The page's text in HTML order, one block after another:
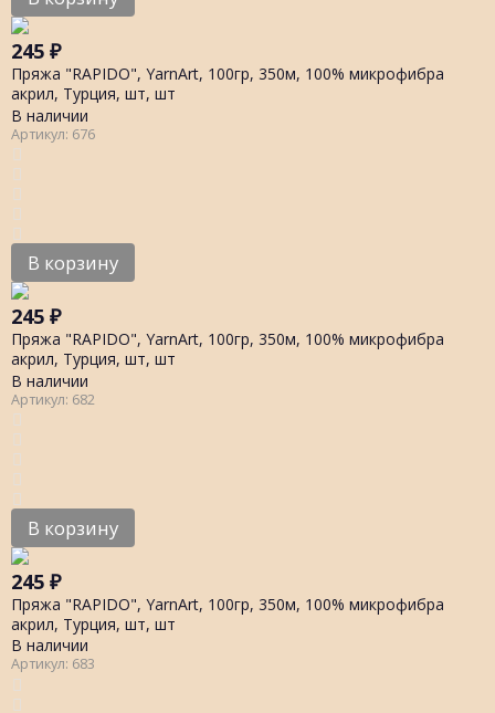
245 ₽
Пряжа "RAPIDO", YarnArt, 100гр, 350м, 100% микрофибра
акрил, Турция, шт, шт
В наличии
Артикул: 676
В корзину
245 ₽
Пряжа "RAPIDO", YarnArt, 100гр, 350м, 100% микрофибра
акрил, Турция, шт, шт
В наличии
Артикул: 682
В корзину
245 ₽
Пряжа "RAPIDO", YarnArt, 100гр, 350м, 100% микрофибра
акрил, Турция, шт, шт
В наличии
Артикул: 683